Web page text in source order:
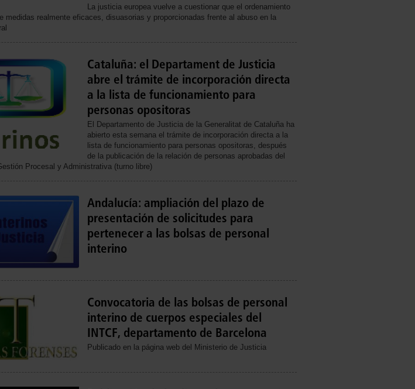
La justicia europea vuelve a cuestionar que el ordenamiento
medidas realmente eficaces, disuasorias y proporcionadas frente al abuso en la
Cataluña: el Departament de Justicia
abre el trámite de incorporación directa
a la lista de funcionamiento para
personas opositoras
El Departamento de Justicia de la Generalitat de Cataluña ha
abierto esta semana el trámite de incorporación directa a la
lista de funcionamiento para personas opositoras, después
de la publicación de la relación de personas aprobadas del
Procesal y Administrativa (turno libre)
Andalucía: ampliación del plazo de
presentación de solicitudes para
pertenecer a las bolsas de personal
interino
Convocatoria de las bolsas de personal
interino de cuerpos especiales del
INTCF, departamento de Barcelona
Publicado en la página web del Ministerio de Justicia